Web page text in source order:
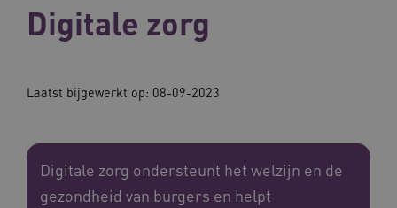
Digitale zorg
Laatst bijgewerkt op: 08-09-2023
Digitale zorg ondersteunt het welzijn en de
gezondheid van burgers en helpt